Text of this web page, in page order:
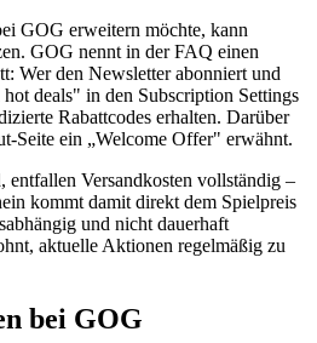
GOG erweitern möchte, kann
GOG nennt in der FAQ einen
Wer den Newsletter abonniert und
deals" in den Subscription Settings
Rabattcodes erhalten. Darüber
Seite ein „Welcome Offer" erwähnt.
entfallen Versandkosten vollständig –
kommt damit direkt dem Spielpreis
und nicht dauerhaft
aktuelle Aktionen regelmäßig zu
bei GOG